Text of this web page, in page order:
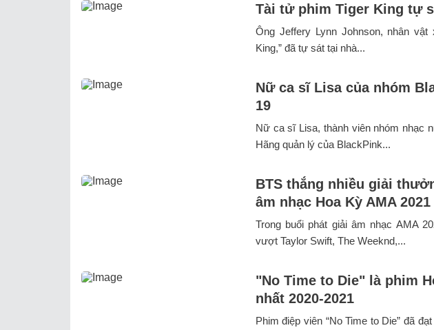
Tài tử phim Tiger King tự
Ông Jeffery Lynn Johnson, nhân vật
King,” đã tự sát tại nhà...
Nữ ca sĩ Lisa của nhóm
19
Nữ ca sĩ Lisa, thành viên nhóm nhạc
Hãng quản lý của BlackPink...
BTS thắng nhiều giải
âm nhạc Hoa Kỳ AMA 2021
Trong buổi phát giải âm nhạc AMA
vượt Taylor Swift, The Weeknd,...
"No Time to Die" là phim
nhất 2020-2021
Phim điệp viên “No Time to Die” đã